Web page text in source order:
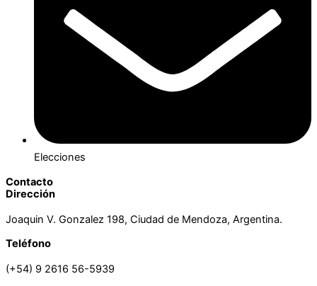
Elecciones
Contacto
Dirección
Joaquin V. Gonzalez 198, Ciudad de Mendoza, Argentina.
Teléfono
(+54) 9 2616 56-5939